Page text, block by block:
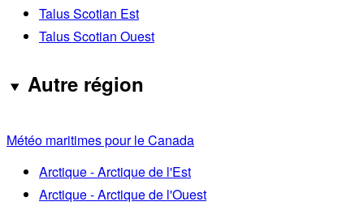
Talus Scotian Est
Talus Scotian Ouest
Autre région
Météo maritimes pour le Canada
Arctique - Arctique de l'Est
Arctique - Arctique de l'Ouest